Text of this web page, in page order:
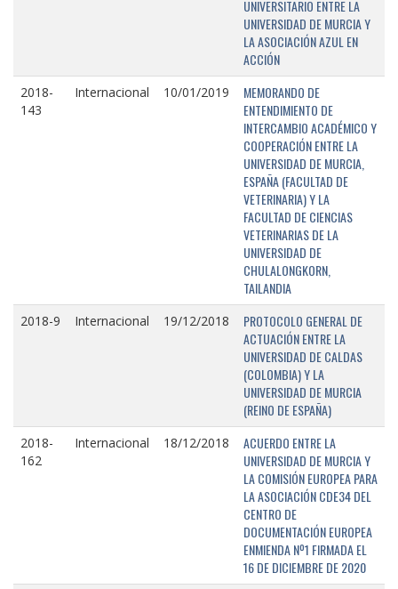
UNIVERSITARIO ENTRE LA
UNIVERSIDAD DE MURCIA Y
LA ASOCIACIÓN AZUL EN
ACCIÓN
2018-
143
Internacional 10/01/2019
MEMORANDO DE
ENTENDIMIENTO DE
INTERCAMBIO ACADÉMICO Y
COOPERACIÓN ENTRE LA
UNIVERSIDAD DE MURCIA,
ESPAÑA (FACULTAD DE
VETERINARIA) Y LA
FACULTAD DE CIENCIAS
VETERINARIAS DE LA
UNIVERSIDAD DE
CHULALONGKORN,
TAILANDIA
2018-9 Internacional 19/12/2018
PROTOCOLO GENERAL DE
ACTUACIÓN ENTRE LA
UNIVERSIDAD DE CALDAS
(COLOMBIA) Y LA
UNIVERSIDAD DE MURCIA
(REINO DE ESPAÑA)
2018-
162
Internacional 18/12/2018
ACUERDO ENTRE LA
UNIVERSIDAD DE MURCIA Y
LA COMISIÓN EUROPEA PARA
LA ASOCIACIÓN CDE34 DEL
CENTRO DE
DOCUMENTACIÓN EUROPEA
ENMIENDA Nº1 FIRMADA EL
16 DE DICIEMBRE DE 2020